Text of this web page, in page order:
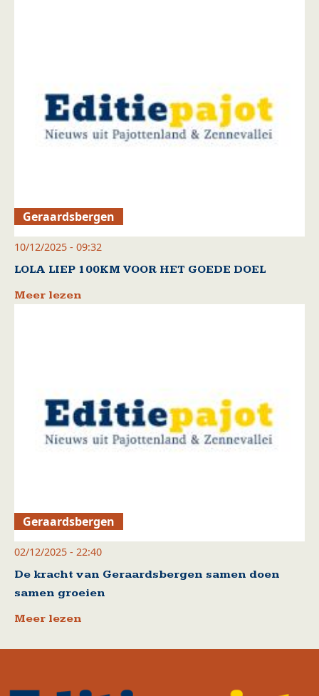
Geraardsbergen
10/12/2025 - 09:32
LOLA LIEP 100KM VOOR HET GOEDE DOEL
Meer lezen
Geraardsbergen
02/12/2025 - 22:40
De kracht van Geraardsbergen samen doen
samen groeien
Meer lezen